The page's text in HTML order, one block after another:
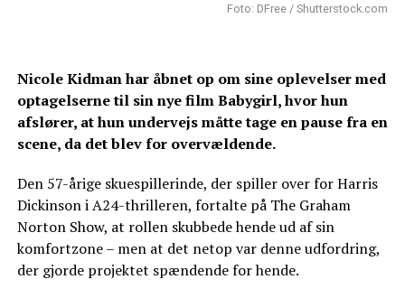
Foto: DFree / Shutterstock.com
Nicole Kidman har åbnet op om sine oplevelser med
optagelserne til sin nye film Babygirl, hvor hun
afslører, at hun undervejs måtte tage en pause fra en
scene, da det blev for overvældende.
Den 57-årige skuespillerinde, der spiller over for Harris
Dickinson i A24-thrilleren, fortalte på The Graham
Norton Show, at rollen skubbede hende ud af sin
komfortzone – men at det netop var denne udfordring,
der gjorde projektet spændende for hende.